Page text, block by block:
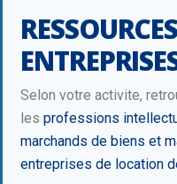
Selon votre activite,
les professions
marchands de biens et
entreprises de location